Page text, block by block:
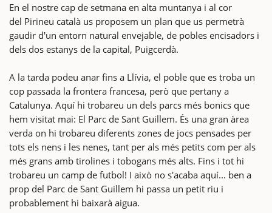
En el nostre cap de setmana en alta muntanya i al cor
del Pirineu català us proposem un plan que us permetrà
gaudir d'un entorn natural envejable, de pobles encisadors i
dels dos estanys de la capital, Puigcerdà.
A la tarda podeu anar fins a Llívia, el poble que es troba un
cop passada la frontera francesa, però que pertany a
Catalunya. Aquí hi trobareu un dels parcs més bonics que
hem visitat mai: El Parc de Sant Guillem. És una gran àrea
verda on hi trobareu diferents zones de jocs pensades per
tots els nens i les nenes, tant per als més petits com per als
més grans amb tirolines i tobogans més alts. Fins i tot hi
trobareu un camp de futbol! I això no s'acaba aquí... ben a
prop del Parc de Sant Guillem hi passa un petit riu i
probablement hi baixarà aigua.